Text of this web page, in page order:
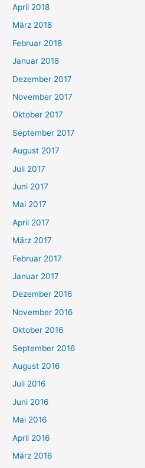
April 2018
März 2018
Februar 2018
Januar 2018
Dezember 2017
November 2017
Oktober 2017
September 2017
August 2017
Juli 2017
Juni 2017
Mai 2017
April 2017
März 2017
Februar 2017
Januar 2017
Dezember 2016
November 2016
Oktober 2016
September 2016
August 2016
Juli 2016
Juni 2016
Mai 2016
April 2016
März 2016